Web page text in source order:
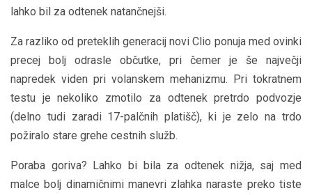
lahko bil za odtenek natančnejši.
Za razliko od preteklih generacij novi Clio ponuja med ovinki
precej bolj odrasle občutke, pri čemer je še največji
napredek viden pri volanskem mehanizmu. Pri tokratnem
testu je nekoliko zmotilo za odtenek pretrdo podvozje
(delno tudi zaradi 17-palčnih platišč), ki je zelo na trdo
požiralo stare grehe cestnih služb.
Poraba goriva? Lahko bi bila za odtenek nižja, saj med
malce bolj dinamičnimi manevri zlahka naraste preko tiste